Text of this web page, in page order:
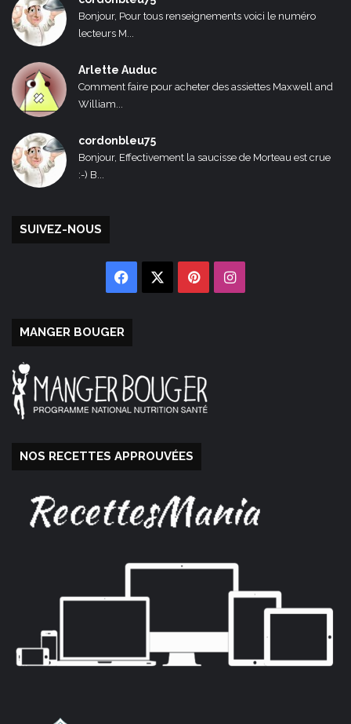
Bonjour, Pour tous renseignements voici le numéro
lecteurs M...
Arlette Auduc
Comment faire pour acheter des assiettes Maxwell and
William...
cordonbleu75
Bonjour, Effectivement la saucisse de Morteau est crue
:-) B...
SUIVEZ-NOUS
Facebook PinterestInstagram
MANGER BOUGER
NOS RECETTES APPROUVÉES